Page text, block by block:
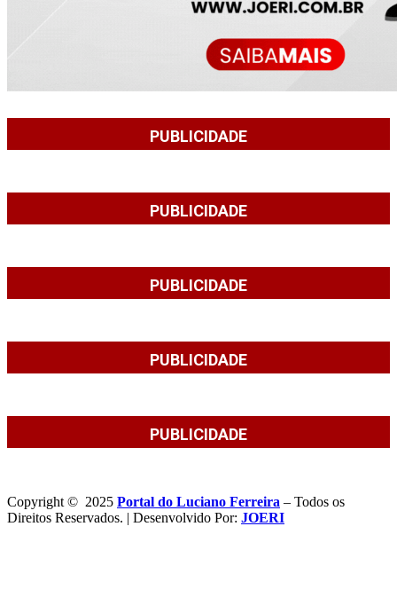
PUBLICIDADE
PUBLICIDADE
PUBLICIDADE
PUBLICIDADE
PUBLICIDADE
Copyright © 2025 Portal do Luciano Ferreira – Todos os
Direitos Reservados. | Desenvolvido Por: JOERI